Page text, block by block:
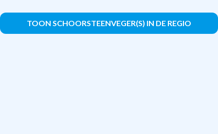
TOON SCHOORSTEENVEGER(S) IN DE REGIO